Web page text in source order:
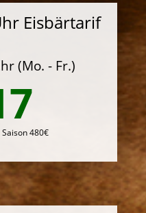
Eisbärtarif
(Mo. - Fr.)
Saison 480€